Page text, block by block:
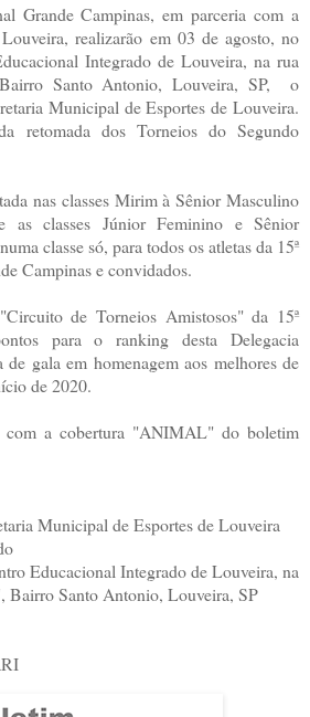
Grande Campinas, em parceria com a
realizarão em 03 de agosto, no
Integrado de Louveira, na rua
Santo Antonio, Louveira, SP, o
Municipal de Esportes de Louveira.
retomada dos Torneios do Segundo
nas classes Mirim à Sênior Masculino
as classes Júnior Feminino e Sênior
classe só, para todos os atletas da 15ª
Campinas e convidados.
de Torneios Amistosos" da 15ª
para o ranking desta Delegacia
gala em homenagem aos melhores de
de 2020.
com a cobertura "ANIMAL" do boletim
Municipal de Esportes de Louveira
Educacional Integrado de Louveira, na
Bairro Santo Antonio, Louveira, SP